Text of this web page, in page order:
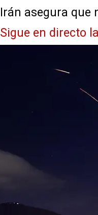
Irán asegura que
Sigue en directo